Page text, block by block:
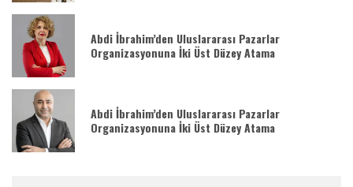
Abdi İbrahim’den Uluslararası Pazarlar
Organizasyonuna İki Üst Düzey Atama
Abdi İbrahim’den Uluslararası Pazarlar
Organizasyonuna İki Üst Düzey Atama